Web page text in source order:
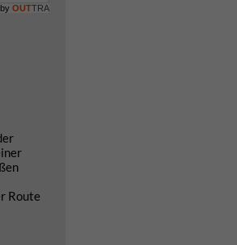
OUTTRA
Route